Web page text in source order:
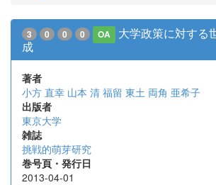
3 0 0 0 OA
大学政策に対する
成
著者
小方 直幸 山本 清 福留 東土 両角 亜希子
出版者
東京大学
雑誌
挑戦的萌芽研究
巻号頁・発行日
2013-04-01